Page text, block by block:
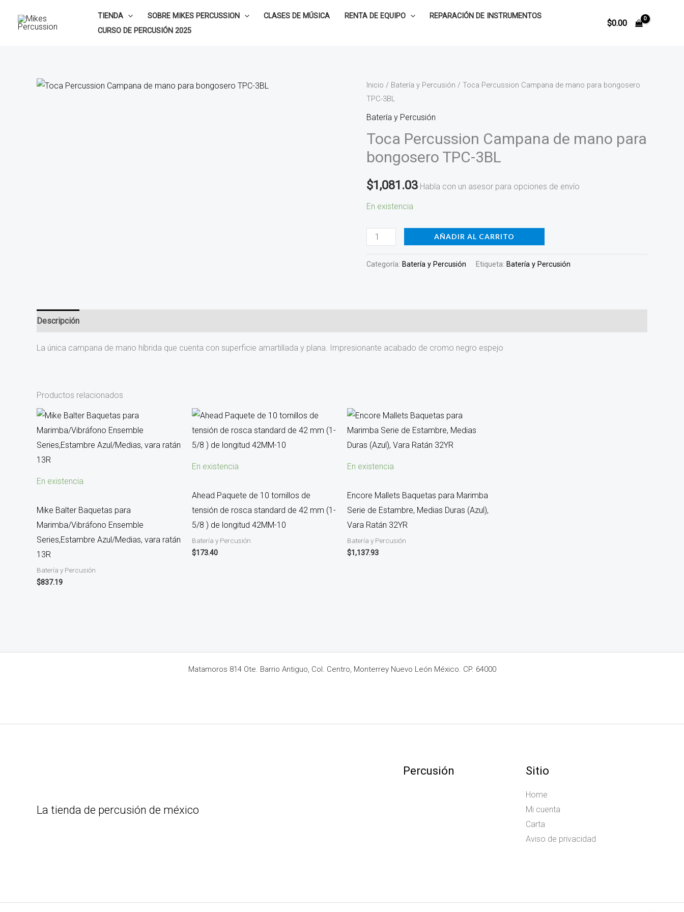
TIENDA SOBRE MIKES PERCUSSION CLASES DE MÚSICA RENTA DE EQUIPO
REPARACIÓN DE INSTRUMENTOS
CURSO DE PERCUSIÓN 2025
$0.00
Inicio / Batería y Percusión / Toca Percussion Campana de mano para bongosero
TPC-3BL
Batería y Percusión
Toca Percussion Campana de mano para
bongosero TPC-3BL
$1,081.03 Habla con un asesor para opciones de envío
En existencia
Toca
Percussion
Campana
mano
para
TPC-
3BL
AÑADIR AL CARRITO
Categoría: Batería y Percusión Etiqueta: Batería y Percusión
Descripción
La única campana de mano híbrida que cuenta con superficie amartillada y plana. Impresionante acabado de cromo negro espejo
Productos relacionados
En existencia
Mike Balter Baquetas para
Marimba/Vibráfono Ensemble
Series,Estambre Azul/Medias, vara ratán
13R
Batería y Percusión
$837.19
En existencia
Ahead Paquete de 10 tornillos de
tensión de rosca standard de 42 mm (1-
5/8 ) de longitud 42MM-10
Batería y Percusión
$173.40
En existencia
Encore Mallets Baquetas para Marimba
Serie de Estambre, Medias Duras (Azul),
Vara Ratán 32YR
Batería y Percusión
$1,137.93
Matamoros 814 Ote. Barrio Antiguo, Col. Centro, Monterrey Nuevo León México. CP. 64000
La tienda de percusión de méxico
Percusión Sitio
Home
Mi cuenta
Carta
Aviso de privacidad